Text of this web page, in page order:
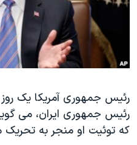
فرهنگ و زندگی
حقوق شهروندی
اقتصادی
اسرائیل در جنگ
گالری عکس
مستندها
انتخابات ریاست جمهوری آمریکا ۲۰۲۴
حمله جمهوری اسلامی به
ورزش زنان در ایران
اعتراضات زن، زندگی، آزادی
دنبال کنید
زبانهای مختلف
رئیس جمهوری آمریکا یک روز
رئیس جمهوری ایران، می
که توئیت او منجر به تحریک